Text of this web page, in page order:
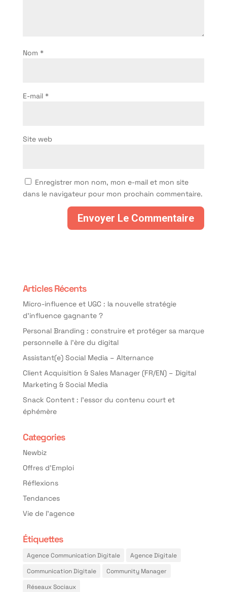
Nom *
E-mail *
Site web
Enregistrer mon nom, mon e-mail et mon site
dans le navigateur pour mon prochain commentaire.
Articles Récents
Micro-influence et UGC : la nouvelle stratégie
d’influence gagnante ?
Personal Branding : construire et protéger sa marque
personnelle à l’ère du digital
Assistant(e) Social Media – Alternance
Client Acquisition & Sales Manager (FR/EN) – Digital
Marketing & Social Media
Snack Content : l’essor du contenu court et
éphémère
Categories
Newbiz
Offres d'Emploi
Réflexions
Tendances
Vie de l'agence
Étiquettes
Agence Communication Digitale
Agence Digitale
Communication Digitale
Community Manager
Réseaux Sociaux